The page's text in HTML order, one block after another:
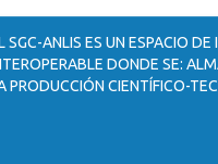
SGC-ANLIS ES UN ESPACIO
DONDE SE:
PRODUCCIÓN CIENTÍFICO-